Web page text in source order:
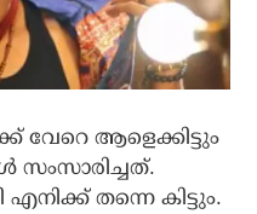
വേറെ ആളെക്കിട്ടും
തന്നെ കിട്ടും.